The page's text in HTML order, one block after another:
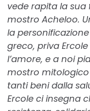
vede rapita la
mostro Acheloo.
la
greco, priva
l’amore, e a noi
mostro
tanti beni dalla
Ercole ci insegna